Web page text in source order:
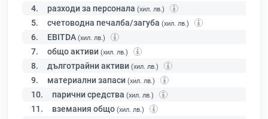
4. разходи за персонала (хил. лв.)
5. счетоводна печалба/загуба (хил. лв.)
6. EBITDA (хил. лв.)
7. общо активи (хил. лв.)
8. дълготрайни активи (хил. лв.)
9. материални запаси (хил. лв.)
10. парични средства (хил. лв.)
11. вземания общо (хил. лв.)